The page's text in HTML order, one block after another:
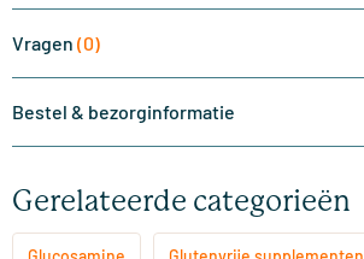
Vragen (0)
Bestel & bezorginformatie
Gerelateerde categorieën